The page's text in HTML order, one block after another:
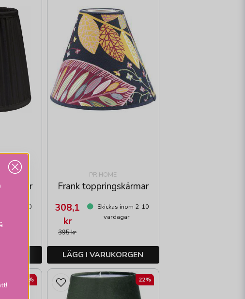
inom 2-10
PR HOME
Frank toppringskärmar
395 kr
308,1
kr
Skickas inom 2-10
vardagar
LÄGG I VARUKORGEN
22% 22%